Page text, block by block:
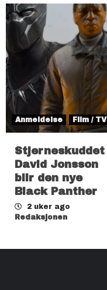
Anmeldelse Film / TV
Stjerneskuddet
David Jonsson
blir den nye
Black Panther
2 uker ago
Redaksjonen